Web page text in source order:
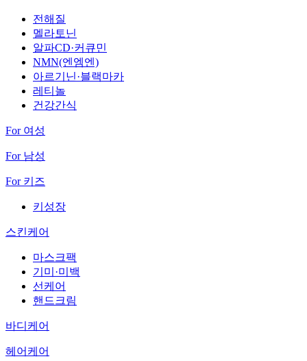
전해질
멜라토닌
알파CD·커큐민
NMN(엔엠엔)
아르기닌·블랙마카
레티놀
건강간식
For 여성
For 남성
For 키즈
키성장
스킨케어
마스크팩
기미·미백
선케어
핸드크림
바디케어
헤어케어